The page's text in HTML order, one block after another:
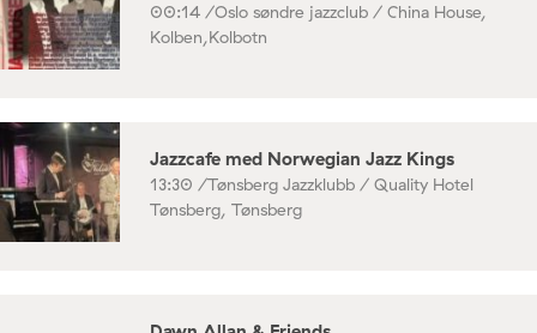
00:14 /Oslo søndre jazzclub / China House,
Kolben,Kolbotn
Jazzcafe med Norwegian Jazz Kings
13:30 /Tønsberg Jazzklubb / Quality Hotel
Tønsberg, Tønsberg